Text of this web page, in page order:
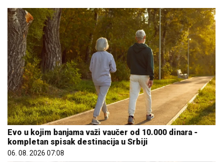
Evo u kojim banjama važi vaučer od 10.000 dinara -
kompletan spisak destinacija u Srbiji
06. 08. 2026 07:08